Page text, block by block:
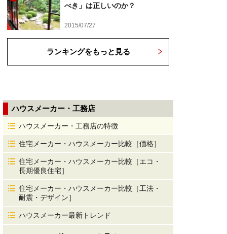
べき」は正しいのか？
2015/07/27
ランキングをもっと見る
ハウスメーカー・工務店
ハウスメーカー・工務店の特徴
住宅メーカー・ハウスメーカー比較［価格］
住宅メーカー・ハウスメーカー比較［エコ・
長期優良住宅］
住宅メーカー・ハウスメーカー比較［工法・
耐震・デザイン］
ハウスメーカー最新トレンド